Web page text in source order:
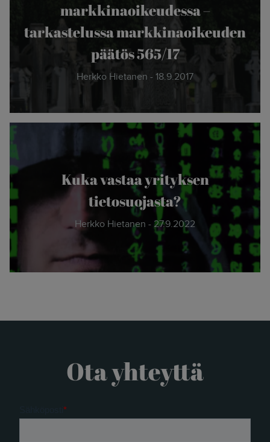
markkinaoikeudessa –
tarkastelussa markkinaoikeuden
päätös 565/17
Herkko Hietanen - 18.9.2017
Kuka vastaa yrityksen
tietosuojasta?
Herkko Hietanen - 27.9.2022
Ota yhteyttä